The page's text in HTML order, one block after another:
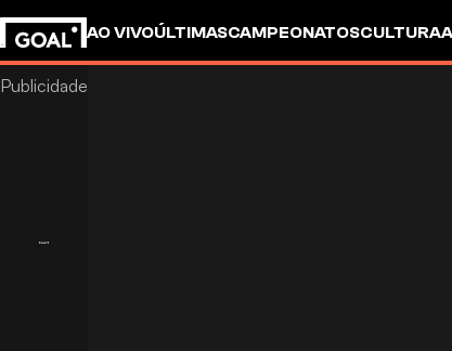
AO VIVOÚLTIMASCAMPEONATOSCULTURA